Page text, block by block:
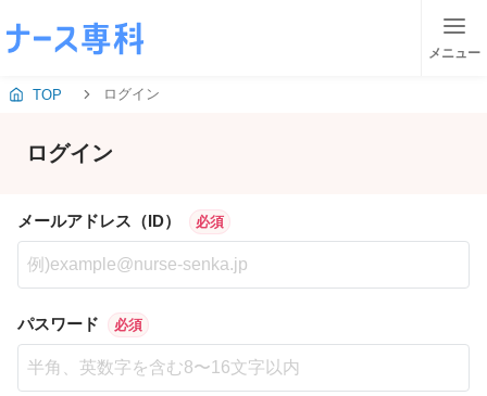
メニュー
TOP ログイン
ログイン
メールアドレス（ID） 必須
パスワード 必須